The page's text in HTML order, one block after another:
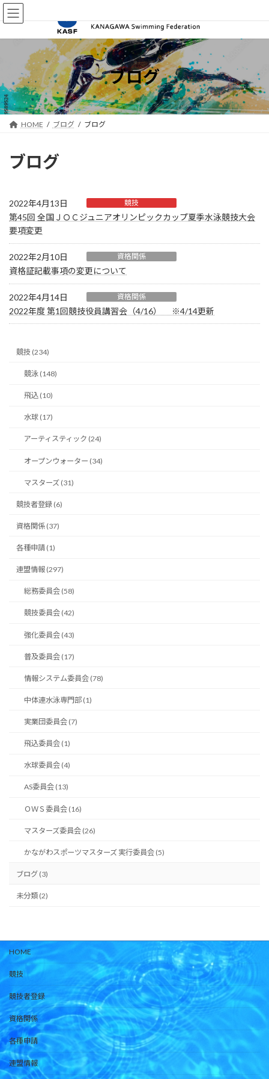
コ
ン
ン
キ
ッ
プ
ナ
ビ
ー
に
移
動
ブログ
HOME ブログ ブログ
ブログ
2022年4月13日 競技
第45回 全国ＪＯＣジュニアオリンピックカップ夏季水泳競技大会
要項変更
2022年2月10日 資格関係
資格証記載事項の変更について
2022年4月14日 資格関係
2022年度 第1回競技役員講習会（4/16） ※4/14更新
競技 (234)
競泳 (148)
飛込 (10)
水球 (17)
アーティスティック (24)
オープンウォーター (34)
マスターズ (31)
競技者登録 (6)
資格関係 (37)
各種申請 (1)
連盟情報 (297)
総務委員会 (58)
競技委員会 (42)
強化委員会 (43)
普及委員会 (17)
情報システム委員会 (78)
中体連水泳専門部 (1)
実業団委員会 (7)
飛込委員会 (1)
水球委員会 (4)
AS委員会 (13)
ＯＷＳ委員会 (16)
マスターズ委員会 (26)
かながわスポーツマスターズ 実行委員会 (5)
ブログ (3)
未分類 (2)
HOME
競技
競技者登録
資格関係
各種申請
連盟情報